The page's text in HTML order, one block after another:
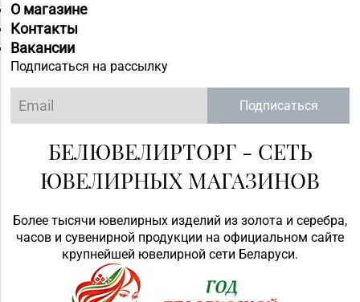
О магазине
Контакты
Вакансии
Подписаться на рассылку
Подписаться
БЕЛЮВЕЛИРТОРГ - СЕТЬ
ЮВЕЛИРНЫХ МАГАЗИНОВ
Более тысячи ювелирных изделий из золота и серебра,
часов и сувенирной продукции на официальном сайте
крупнейшей ювелирной сети Беларуси.